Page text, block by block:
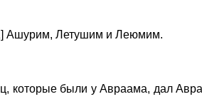
Ашурим, Летушим и Леюмим.
которые были у Авраама, дал